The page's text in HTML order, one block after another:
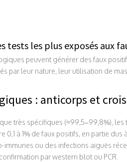
tests les plus exposés aux
peuvent générer des faux
par leur nature, leur utilisation de
: anticorps et
très spécifiques (≈99,5–99,8%), les
0,1 à 1% de faux positifs, en partie
immunes ou des infections aiguës
par western blot ou PCR.